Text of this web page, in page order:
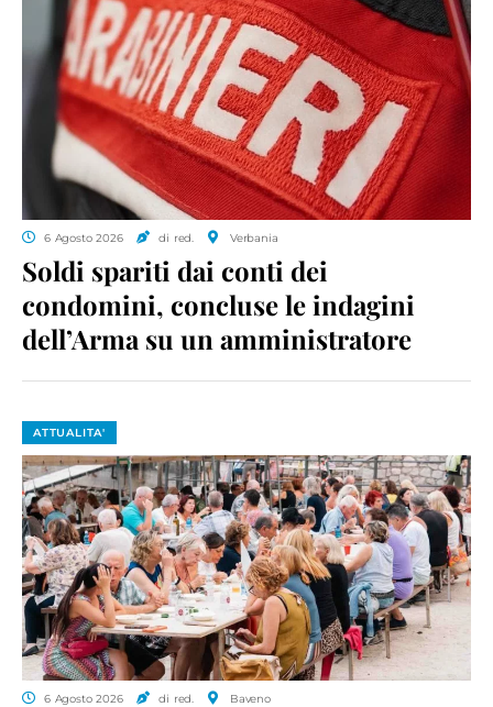
6 Agosto 2026 di red. Verbania
Soldi spariti dai conti dei
condomini, concluse le indagini
dell’Arma su un amministratore
ATTUALITA'
6 Agosto 2026 di red. Baveno